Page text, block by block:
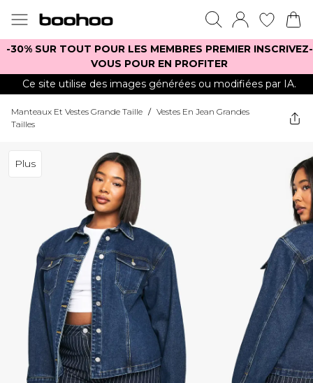
-30% SUR TOUT POUR LES MEMBRES PREMIER INSCRIVEZ-
VOUS POUR EN PROFITER
Ce site utilise des images générées ou modifiées par IA.
Manteaux Et Vestes Grande Taille / Vestes En Jean Grandes
Tailles
Plus